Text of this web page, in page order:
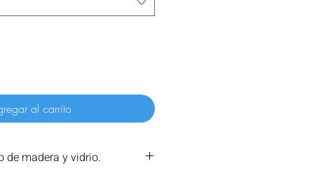
al carrito
de madera y vidrio.